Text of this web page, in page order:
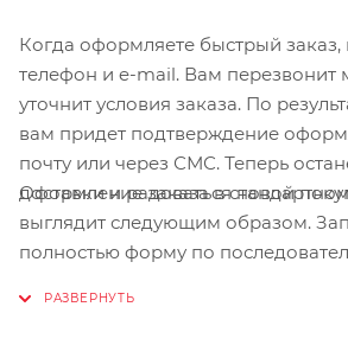
Когда оформляете быстрый
телефон и e-mail. Вам перезвонит
уточнит условия заказа. По
вам придет подтверждение
почту или через СМС. Теперь
доставки и радоваться новой
Оформление заказа в
выглядит следующим образом.
полностью форму по